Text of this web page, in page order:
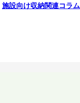
施設向け収納関連コラム